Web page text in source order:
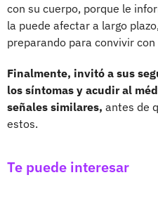
con su cuerpo, porque le
la puede afectar a largo
preparando para convivir
Finalmente, invitó a sus
los síntomas y acudir al
señales similares, antes de
estos.
Te puede interesar